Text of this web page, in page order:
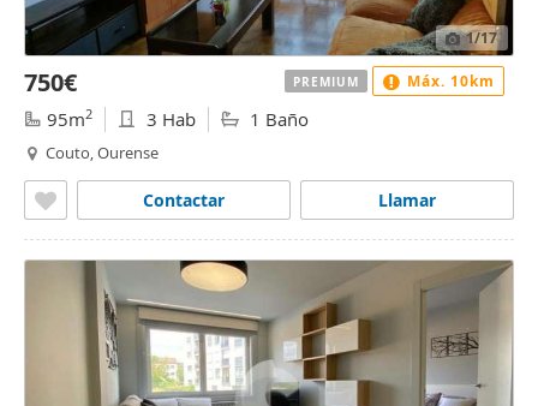
1/17
750€
95m2 3 Hab 1 Baño
Couto, Ourense
Llamar
Contactar
PREMIUM Máx. 10km